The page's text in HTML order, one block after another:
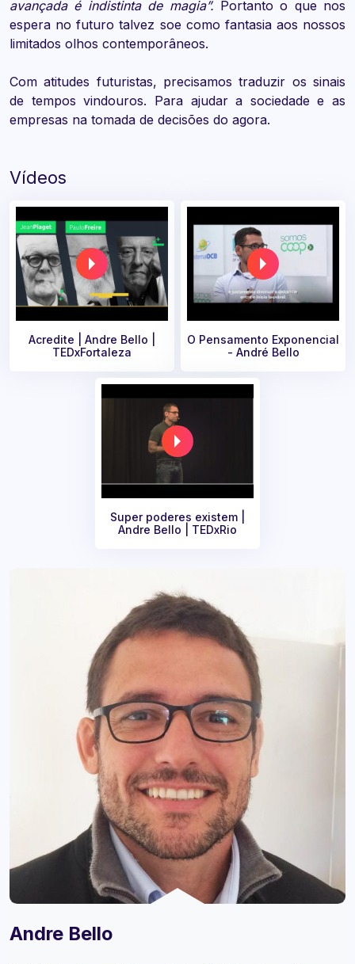
avançada é indistinta de magia”.Portanto o que nos
espera no futuro talvez soe como fantasia aos nossos
limitados olhos contemporâneos.
Com atitudes futuristas, precisamos traduzir os sinais
de tempos vindouros. Para ajudar a sociedade e as
empresas na tomada de decisões do agora.
Vídeos
Acredite | Andre Bello |
TEDxFortaleza
O Pensamento Exponencial
- André Bello
Super poderes existem |
Andre Bello | TEDxRio
Andre Bello